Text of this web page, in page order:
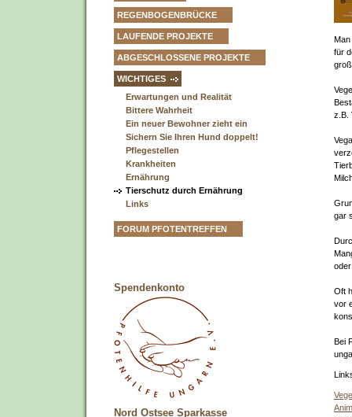
REGENBOGENBRÜCKE
LAUFENDE PROJEKTE
ABGESCHLOSSENE PROJEKTE
WICHTIGES
Erwartungen und Realität
Bittere Wahrheit
Ein neuer Bewohner zieht ein
Sichern Sie Ihren Hund doppelt!
Pflegestellen
Krankheiten
Ernährung
Tierschutz durch Ernährung
Links
FORUM PFOTENTREFFEN
Spendenkonto
Nord Ostsee Sparkasse
für
z.B.
gar
Oft
vor
Bei